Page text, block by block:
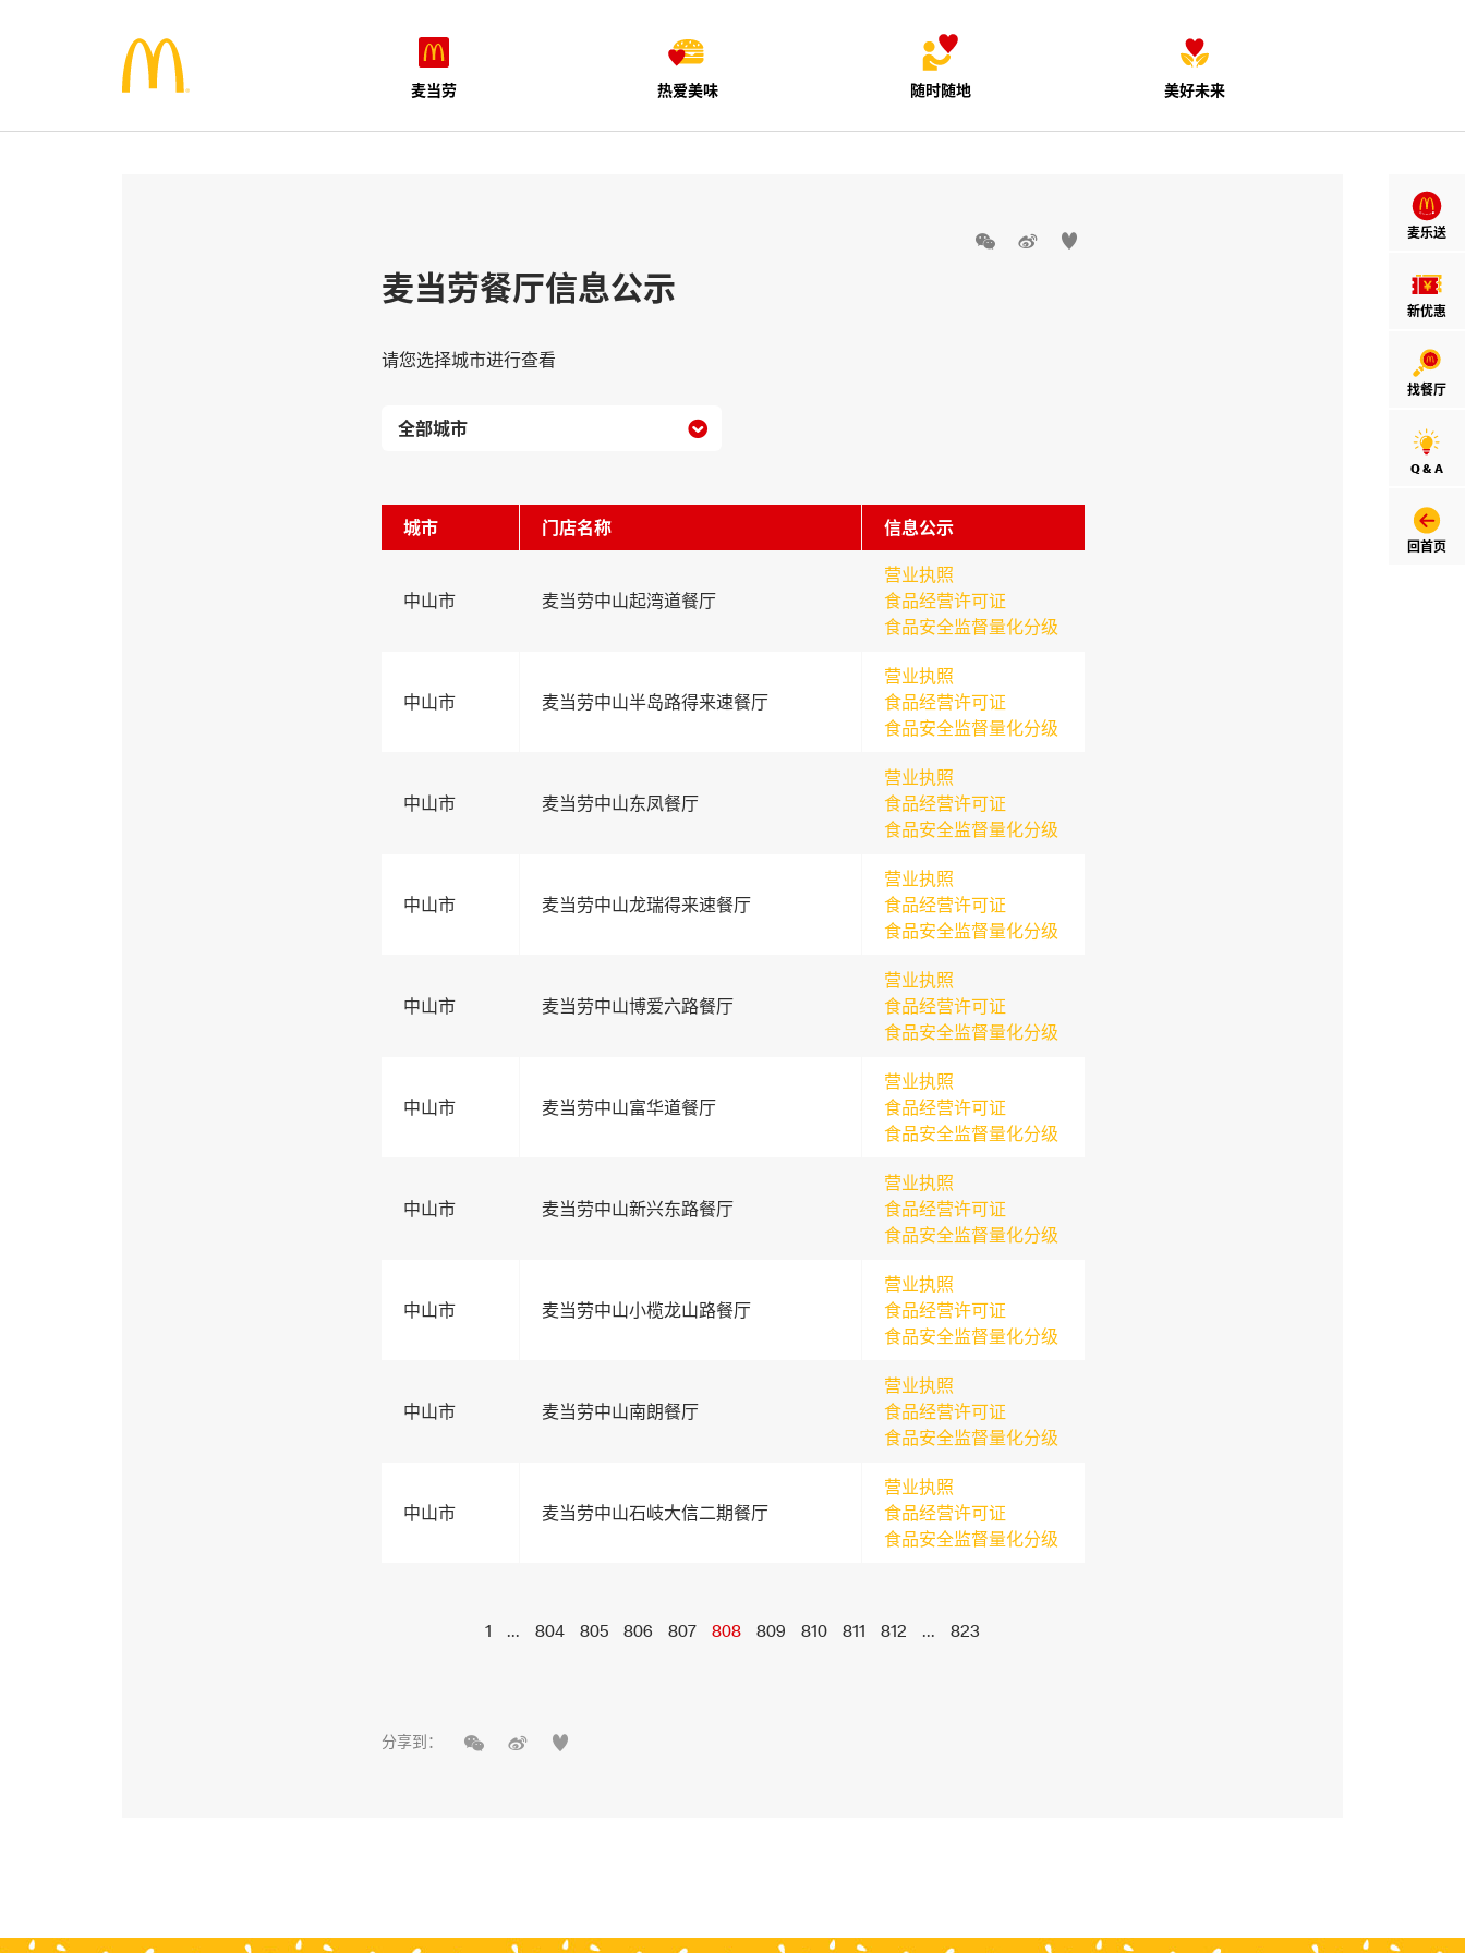
麦当劳 热爱美味 随时随地 美好未来
麦乐送
新优惠
找餐厅
Q & A
回首页
  
麦当劳餐厅信息公示
请您选择城市进行查看

城市 门店名称 信息公示
中山市 麦当劳中山起湾道餐厅
营业执照
食品经营许可证
食品安全监督量化分级
中山市 麦当劳中山半岛路得来速餐厅
营业执照
食品经营许可证
食品安全监督量化分级
中山市 麦当劳中山东凤餐厅
营业执照
食品经营许可证
食品安全监督量化分级
中山市 麦当劳中山龙瑞得来速餐厅
营业执照
食品经营许可证
食品安全监督量化分级
中山市 麦当劳中山博爱六路餐厅
营业执照
食品经营许可证
食品安全监督量化分级
中山市 麦当劳中山富华道餐厅
营业执照
食品经营许可证
食品安全监督量化分级
中山市 麦当劳中山新兴东路餐厅
营业执照
食品经营许可证
食品安全监督量化分级
中山市 麦当劳中山小榄龙山路餐厅
营业执照
食品经营许可证
食品安全监督量化分级
中山市 麦当劳中山南朗餐厅
营业执照
食品经营许可证
食品安全监督量化分级
中山市 麦当劳中山石岐大信二期餐厅
营业执照
食品经营许可证
食品安全监督量化分级
1 ... 804 805 806 807 808 809 810 811 812 ... 823
分享到：   